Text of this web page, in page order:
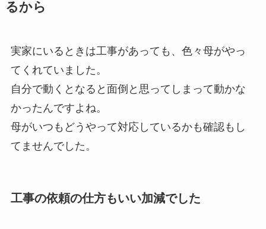
るから
実家にいるときは工事があっても、色々母がやっ
てくれていました。
自分で動くとなると面倒と思ってしまって動かな
かったんですよね。
母がいつもどうやって対応しているかも確認もし
てませんでした。
工事の依頼の仕方もいい加減でした